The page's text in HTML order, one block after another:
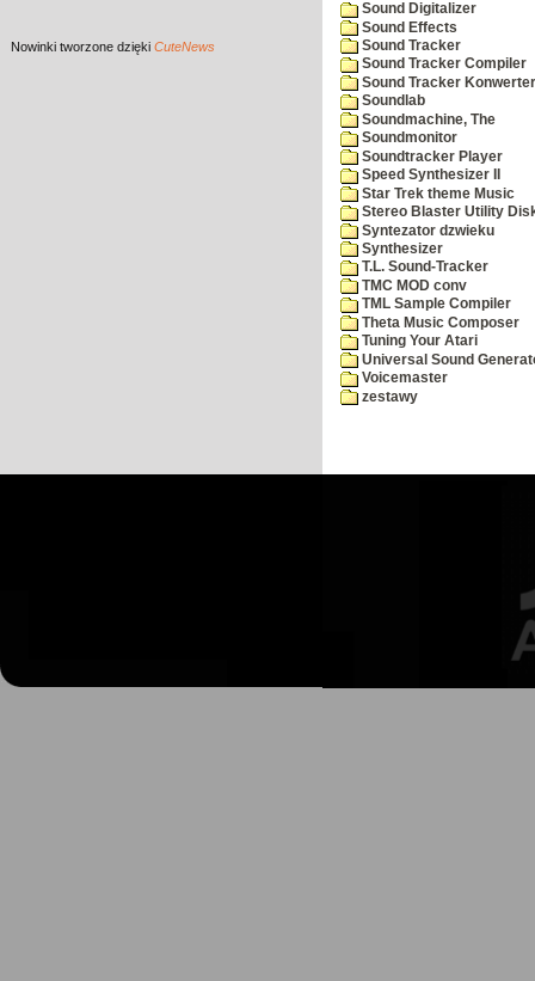
Nowinki tworzone dzięki CuteNews
Sound Digitalizer
Sound Effects
Sound Tracker
Sound Tracker Compiler
Sound Tracker Konwerter
Soundlab
Soundmachine, The
Soundmonitor
Soundtracker Player
Speed Synthesizer II
Star Trek theme Music
Stereo Blaster Utility
Syntezator dzwieku
Synthesizer
T.L. Sound-Tracker
TMC MOD conv
TML Sample Compiler
Theta Music Composer
Tuning Your Atari
Universal Sound
Voicemaster
zestawy